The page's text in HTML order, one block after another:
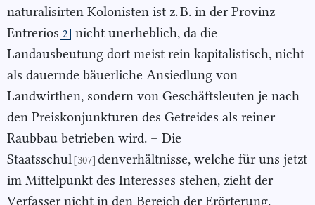
naturalisirten Kolonisten ist z. B. in der Provinz
Entrerios 2
nicht unerheblich, da die
Landausbeutung dort meist rein kapitalistisch, nicht
als dauernde bäuerliche Ansiedlung von
Landwirthen, sondern von Geschäftsleuten je nach
den Preiskonjunkturen des Getreides als reiner
Raubbau betrieben wird. – Die
Staatsschul[307] denverhältnisse, welche für uns jetzt
im Mittelpunkt des Interesses stehen, zieht der
Verfasser nicht in den Bereich der Erörterung.